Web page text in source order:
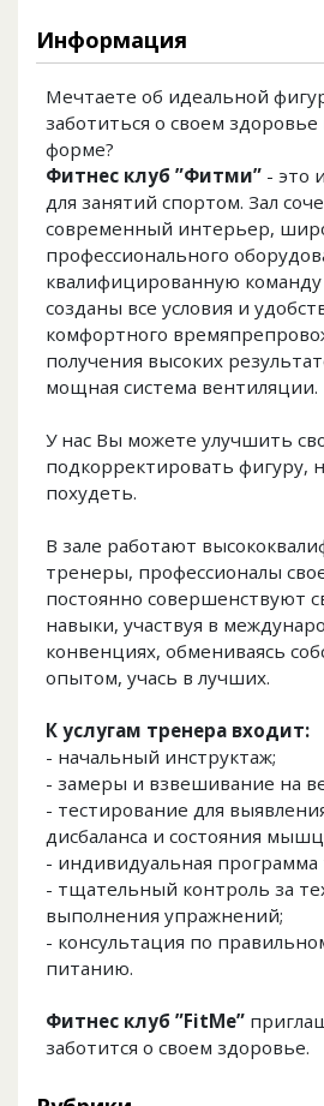
Информация
Мечтаете об идеальной
заботиться о своем
форме?
Фитнес клуб ”Фитми” - это
для занятий спортом. Зал
современный интерьер,
профессионального
квалифицированную
созданы все условия и
комфортного
получения высоких
мощная система вентиляции.
У нас Вы можете улучшить
подкорректировать фигуру,
похудеть.
В зале работают
тренеры, профессионалы
постоянно совершенствуют
навыки, участвуя в
конвенциях, обмениваясь
опытом, учась в лучших.
К услугам тренера входит:
- начальный инструктаж;
- замеры и взвешивание на
- тестирование для
дисбаланса и состояния
- индивидуальная программа
- тщательный контроль за
выполнения упражнений;
- консультация по
питанию.
Фитнес клуб ”FitMe”
заботится о своем здоровье.